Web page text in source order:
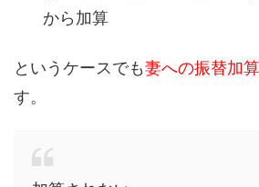
から加算
というケースでも妻への振替加
す。